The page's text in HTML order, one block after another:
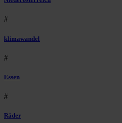
#
klimawandel
#
Essen
#
Räder